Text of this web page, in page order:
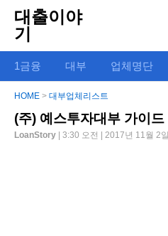
대출이야
기
1금융 대부 업체명단
HOME > 대부업체리스트
(주) 예스투자대부 가이드
LoanStory | 3:30 오전 | 2017년 11월 2일